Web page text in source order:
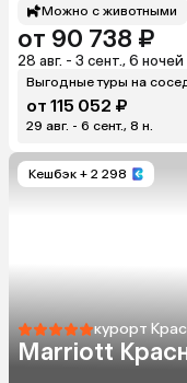
Можно с животными
от 90 738 ₽
28 авг. - 3 сент., 6 ночей
Выгодные туры на
от 115 052 ₽
29 авг. - 6 сент., 8 н.
Кешбэк + 2 298
курорт
Marriott